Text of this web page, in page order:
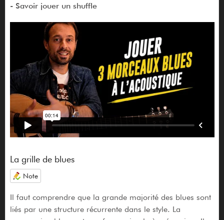
- Savoir jouer un shuffle
La grille de blues
Note
Il faut comprendre que la grande majorité des blues sont
liés par une structure récurrente dans le style. La